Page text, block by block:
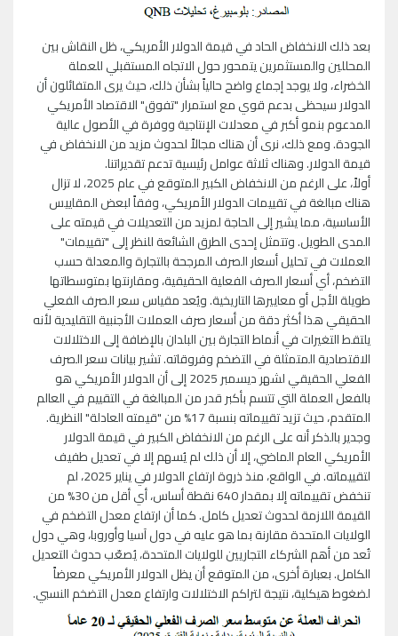
بعد ذلك الانخفاض الحاد في قيمة الدولار الأمريكي، ظل النقاش بين
المحللين والمستثمرين يتمحور حول الاتجاه المستقبلي للعملة
الخضراء، ولا يوجد إجماع واضح حالياً بشأن ذلك، حيث يرى المتفائلون أن
الدولار سيحظى بدعم قوي مع استمرار "تفوق" الاقتصاد الأمريكي
المدعوم بنمو أكبر في معدلات الإنتاجية ووفرة في الأصول عالية
الجودة. ومع ذلك، نرى أن هناك مجالاً لحدوث مزيد من الانخفاض في
قيمة الدولار. وهناك ثلاثة عوامل رئيسية تدعم تقديراتنا.
أولاً، على الرغم من الانخفاض الكبير المتوقع في عام 2025، لا تزال
هناك مبالغة في تقييمات الدولار الأمريكي، وفقاً لبعض المقاييس
الأساسية، مما يشير إلى الحاجة لمزيد من التعديلات في قيمته على
المدى الطويل. وتتمثل إحدى الطرق الشائعة للنظر إلى "تقييمات"
العملات في تحليل أسعار الصرف المرجحة بالتجارة والمعدلة حسب
التضخم، أي أسعار الصرف الفعلية الحقيقية، ومقارنتها بمتوسطاتها
طويلة الأجل أو معاييرها التاريخية. ويُعد مقياس سعر الصرف الفعلي
الحقيقي هذا أكثر دقة من أسعار صرف العملات الأجنبية التقليدية لأنه
يلتقط التغيرات في أنماط التجارة بين البلدان بالإضافة إلى الاختلالات
الاقتصادية المتمثلة في التضخم وفروقاته. تشير بيانات سعر الصرف
الفعلي الحقيقي لشهر ديسمبر 2025 إلى أن الدولار الأمريكي هو
بالفعل العملة التي تتسم بأكبر قدر من المبالغة في التقييم في العالم
المتقدم، حيث تزيد تقييماته بنسبة 17% من "قيمته العادلة" النظرية.
وجدير بالذكر أنه على الرغم من الانخفاض الكبير في قيمة الدولار
الأمريكي العام الماضي، إلا أن ذلك لم يُسهم إلا في تعديل طفيف
لتقييماته. في الواقع، منذ ذروة ارتفاع الدولار في يناير 2025، لم
تنخفض تقييماته إلا بمقدار 640 نقطة أساس، أي أقل من 30% من
القيمة اللازمة لحدوث تعديل كامل. كما أن ارتفاع معدل التضخم في
الولايات المتحدة مقارنة بما هو عليه في دول آسيا وأوروبا، وهي دول
تُعد من أهم الشركاء التجاريين للولايات المتحدة، يُصعّب حدوث التعديل
الكامل. بعبارة أخرى، من المتوقع أن يظل الدولار الأمريكي معرضاً
لضغوط هيكلية، نتيجة لتراكم الاختلالات وارتفاع معدل التضخم النسبي.